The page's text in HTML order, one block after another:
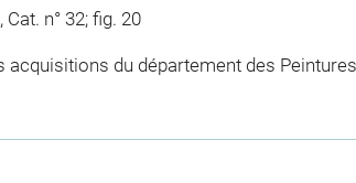
Cat. n° 32; fig. 20
acquisitions du département des